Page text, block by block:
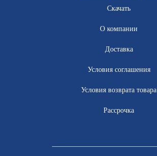
Скачать
О компании
Доставка
Условия соглашения
Условия возврата товара
Рассрочка